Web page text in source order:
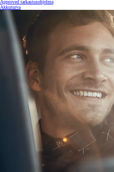
Approved tarkastusohjelma
Akkuturva